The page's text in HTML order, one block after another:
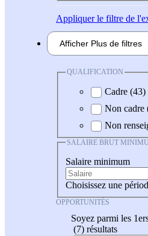
Appliquerle filtre de
Afficher Plus de filtres
QUALIFICATION
Cadre (43)
Non cadre
Non
SALAIRE BRUT
Salaire minimum
Choisissez une
OPPORTUNITÉS
Soyez parmi les
(7) résultats